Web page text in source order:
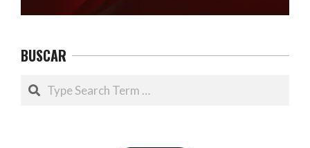
BUSCAR
Search